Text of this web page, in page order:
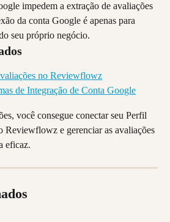
impedem a extração de avaliações
da conta Google é apenas para
seu próprio negócio.
no Reviewflowz
de Integração de Conta Google
você consegue conectar seu Perfil
Reviewflowz e gerenciar as avaliações
eficaz.